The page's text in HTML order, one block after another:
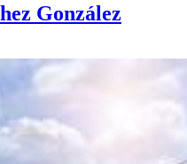
González